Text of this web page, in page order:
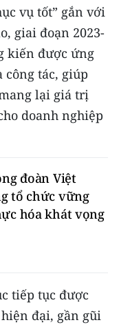
vụ tốt” gắn với
giai đoạn 2023-
kiến được ứng
công tác, giúp
lại giá trị
doanh nghiệp
đoàn Việt
tổ chức vững
hóa khát vọng
tiếp tục được
đại, gần gũi